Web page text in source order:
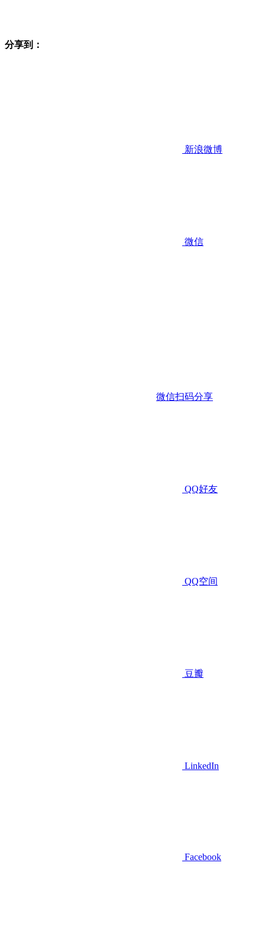
分享到：
新浪微博
微信
微信扫码分享
QQ好友
QQ空间
豆瓣
LinkedIn
Facebook